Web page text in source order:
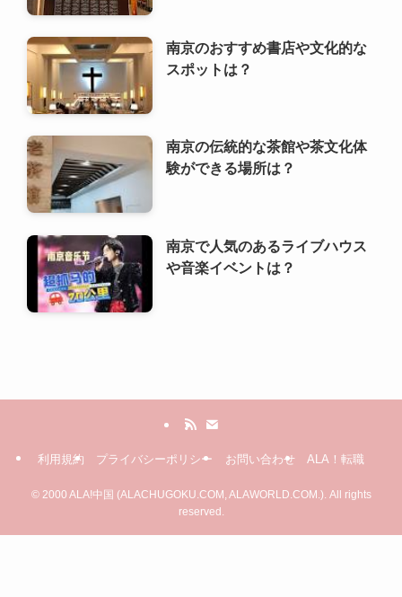
南京のおすすめ書店や文化的な
スポットは？
南京の伝統的な茶館や茶文化体
験ができる場所は？
南京で人気のあるライブハウス
や音楽イベントは？
利用規約 プライバシーポリシー お問い合わせ ALA！転職
© 2000 ALA!中国 (ALACHUGOKU.COM, ALAWORLD.COM.). All rights
reserved.